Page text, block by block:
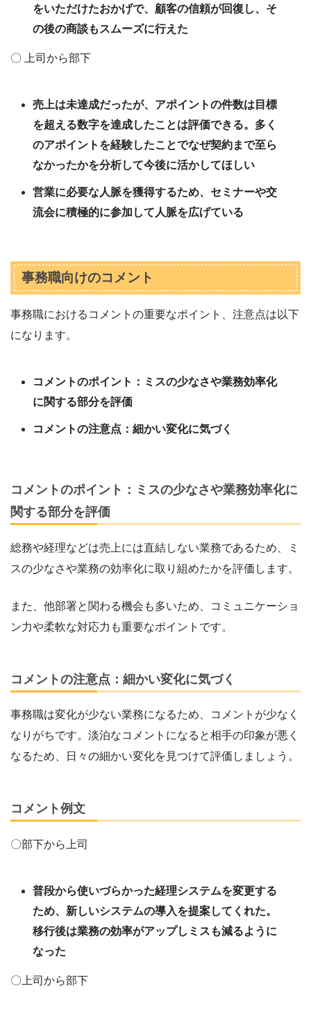
をいただけたおかげで、顧客の信頼が回復し、そ
の後の商談もスムーズに行えた
〇 上司から部下
売上は未達成だったが、アポイントの件数は目標
を超える数字を達成したことは評価できる。多く
のアポイントを経験したことでなぜ契約まで至ら
なかったかを分析して今後に活かしてほしい
営業に必要な人脈を獲得するため、セミナーや交
流会に積極的に参加して人脈を広げている
事務職向けのコメント
事務職におけるコメントの重要なポイント、注意点は以下
になります。
コメントのポイント：ミスの少なさや業務効率化
に関する部分を評価
コメントの注意点：細かい変化に気づく
コメントのポイント：ミスの少なさや業務効率化に
関する部分を評価
総務や経理などは売上には直結しない業務であるため、ミ
スの少なさや業務の効率化に取り組めたかを評価します。
また、他部署と関わる機会も多いため、コミュニケーショ
ン力や柔軟な対応力も重要なポイントです。
コメントの注意点：細かい変化に気づく
事務職は変化が少ない業務になるため、コメントが少なく
なりがちです。淡泊なコメントになると相手の印象が悪く
なるため、日々の細かい変化を見つけて評価しましょう。
コメント例文
〇部下から上司
普段から使いづらかった経理システムを変更する
ため、新しいシステムの導入を提案してくれた。
移行後は業務の効率がアップしミスも減るように
なった
〇上司から部下